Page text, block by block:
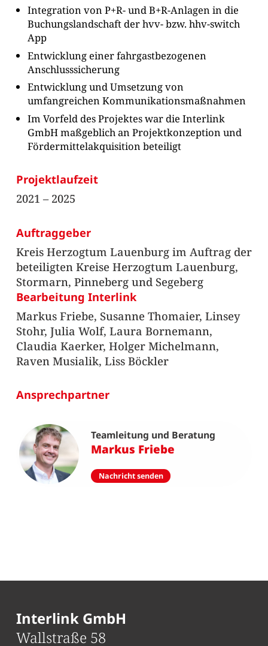
Integration von P+R- und B+R-Anlagen in die
Buchungslandschaft der hvv- bzw. hhv-switch
App
Entwicklung einer fahrgastbezogenen
Anschlusssicherung
Entwicklung und Umsetzung von
umfangreichen Kommunikationsmaßnahmen
Im Vorfeld des Projektes war die Interlink
GmbH maßgeblich an Projektkonzeption und
Fördermittelakquisition beteiligt
Projektlaufzeit
2021 – 2025
Auftraggeber
Kreis Herzogtum Lauenburg im Auftrag der
beteiligten Kreise Herzogtum Lauenburg,
Stormarn, Pinneberg und Segeberg
Bearbeitung Interlink
Markus Friebe, Susanne Thomaier, Linsey
Stohr, Julia Wolf, Laura Bornemann,
Claudia Kaerker, Holger Michelmann,
Raven Musialik, Liss Böckler
Ansprechpartner
Teamleitung und Beratung
Markus Friebe
Nachricht senden
Interlink GmbH
Wallstraße 58